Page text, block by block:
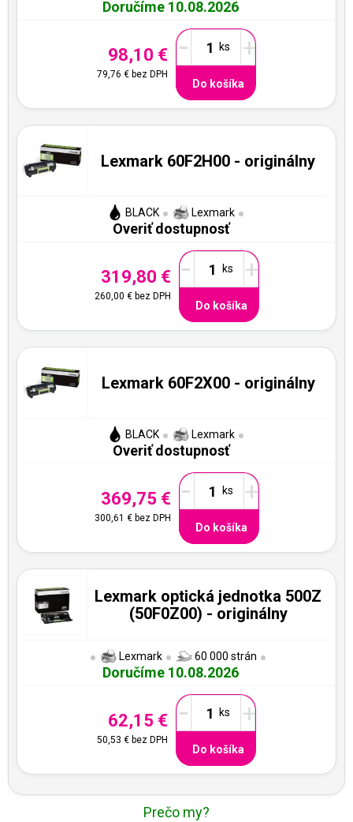
Doručíme 10.08.2026
98,10 €
79,76 € bez DPH
- +
Do košíka
Lexmark 60F2H00 - originálny
BLACK Lexmark
Overiť dostupnosť
319,80 €
260,00 €bez DPH
- +
Do košíka
Lexmark 60F2X00 - originálny
BLACK Lexmark
Overiť dostupnosť
369,75 €
300,61 €bez DPH
- +
Do košíka
Lexmark optická jednotka 500Z
(50F0Z00) - originálny
Lexmark 60 000 strán
Doručíme 10.08.2026
62,15 €
50,53 € bez DPH
- +
Do košíka
Prečo my?